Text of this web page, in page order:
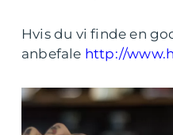
Hvis du vi finde en
anbefale http://